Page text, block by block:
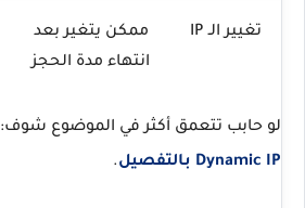
تغيير الـ IP
ممكن يتغير بعد
انتهاء مدة الحجز
لو حابب تتعمق أكثر في الموضوع شوف:
Dynamic IP بالتفصيل
.